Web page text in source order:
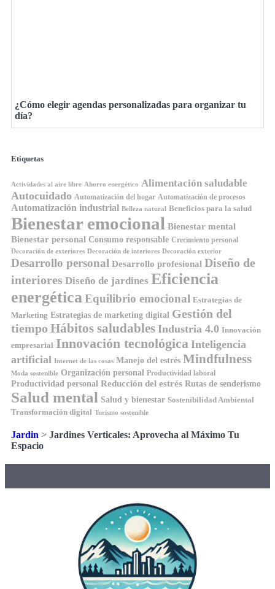
¿Cómo elegir agendas personalizadas para organizar tu
día?
Etiquetas
Actividades al aire libre Ahorro energético Alimentación saludable
Autocuidado Automatización del hogar Automatización de procesos
Automatización industrial Belleza natural Beneficios para la salud
Bienestar emocional Bienestar mental
Bienestar personal Consumo responsable Crecimiento personal
Decoración de exteriores Decoración de interiores Decoración exterior
Desarrollo personal Desarrollo profesional Diseño de
interiores Diseño de jardines Eficiencia
energéticaEquilibrio emocional Estrategias de
Marketing Estrategias de marketing digital Gestión del
tiempo Hábitos saludables Industria 4.0 Innovación
empresarial Innovación tecnológica Inteligencia
artificial Internet de las cosas Manejo del estrés Mindfulness
Moda sostenible Organización personal Productividad laboral
Productividad personal Reducción del estrés Rutas de senderismo
Salud mental Salud y bienestar Sostenibilidad Ambiental
Transformación digital Turismo sostenible
Jardin > Jardines Verticales: Aprovecha al Máximo Tu
Espacio